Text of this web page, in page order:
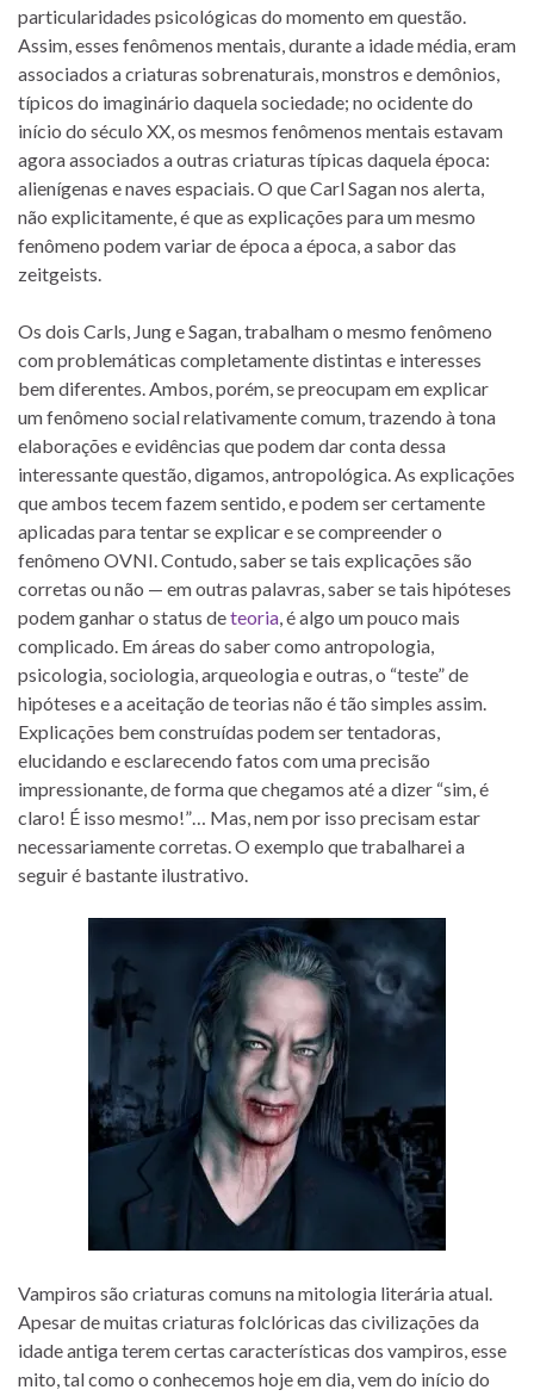
particularidades psicológicas do momento em questão.
Assim, esses fenômenos mentais, durante a idade média, eram
associados a criaturas sobrenaturais, monstros e demônios,
típicos do imaginário daquela sociedade; no ocidente do
início do século XX, os mesmos fenômenos mentais estavam
agora associados a outras criaturas típicas daquela época:
alienígenas e naves espaciais. O que Carl Sagan nos alerta,
não explicitamente, é que as explicações para um mesmo
fenômeno podem variar de época a época, a sabor das
zeitgeists.
Os dois Carls, Jung e Sagan, trabalham o mesmo fenômeno
com problemáticas completamente distintas e interesses
bem diferentes. Ambos, porém, se preocupam em explicar
um fenômeno social relativamente comum, trazendo à tona
elaborações e evidências que podem dar conta dessa
interessante questão, digamos, antropológica. As explicações
que ambos tecem fazem sentido, e podem ser certamente
aplicadas para tentar se explicar e se compreender o
fenômeno OVNI. Contudo, saber se tais explicações são
corretas ou não — em outras palavras, saber se tais hipóteses
podem ganhar o status deteoria, é algo um pouco mais
complicado. Em áreas do saber como antropologia,
psicologia, sociologia, arqueologia e outras, o “teste” de
hipóteses e a aceitação de teorias não é tão simples assim.
Explicações bem construídas podem ser tentadoras,
elucidando e esclarecendo fatos com uma precisão
impressionante, de forma que chegamos até a dizer “sim, é
claro! É isso mesmo!”… Mas, nem por isso precisam estar
necessariamente corretas. O exemplo que trabalharei a
seguir é bastante ilustrativo.
Vampiros são criaturas comuns na mitologia literária atual.
Apesar de muitas criaturas folclóricas das civilizações da
idade antiga terem certas características dos vampiros, esse
mito, tal como o conhecemos hoje em dia, vem do início do